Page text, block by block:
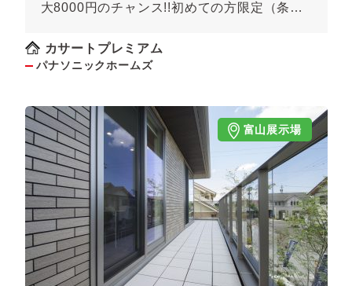
大8000円のチャンス!!初めての方限定（条件
カサートプレミアム
パナソニックホームズ
富山展示場